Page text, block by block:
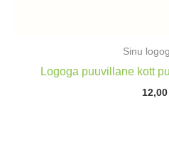
Sinu
Logoga puuvillane kott
12,00